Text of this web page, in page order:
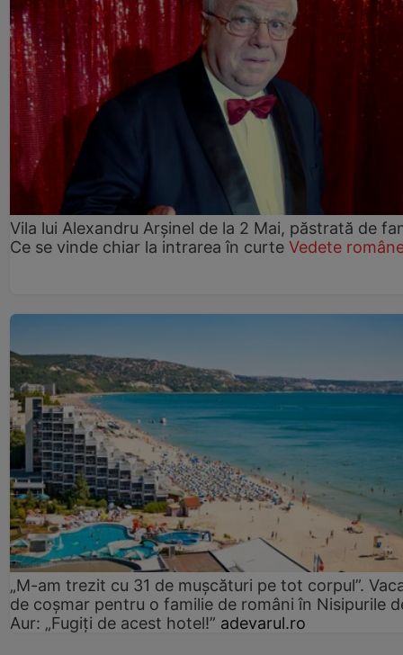
Vila lui Alexandru Arșinel de la 2 Mai, păstrată de
Ce se vinde chiar la intrarea în curte Vedete
„M-am trezit cu 31 de mușcături pe tot corpul”.
de coșmar pentru o familie de români în Nisipurile
Aur: „Fugiți de acest hotel!” adevarul.ro